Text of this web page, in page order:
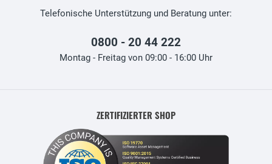
Telefonische Unterstützung und Beratung unter:
0800 - 20 44 222
Montag - Freitag von 09:00 - 16:00 Uhr
ZERTIFIZIERTER SHOP